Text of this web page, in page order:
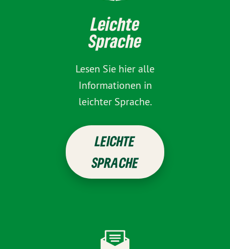
Leichte
Sprache
Lesen Sie hier alle
Informationen in
leichter Sprache.
LEICHTE
SPRACHE